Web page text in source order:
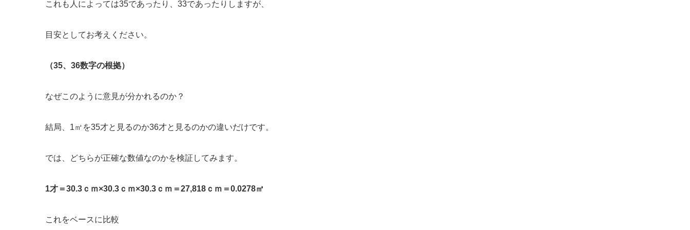
これも人によっては35であったり、33であったりしますが、
目安としてお考えください。
（35、36数字の根拠）
なぜこのように意見が分かれるのか？
結局、1㎥を35才と見るのか36才と見るのかの違いだけです。
では、どちらが正確な数値なのかを検証してみます。
1才＝30.3ｃｍ×30.3ｃｍ×30.3ｃｍ＝27,818ｃｍ＝0.0278㎥
これをベースに比較